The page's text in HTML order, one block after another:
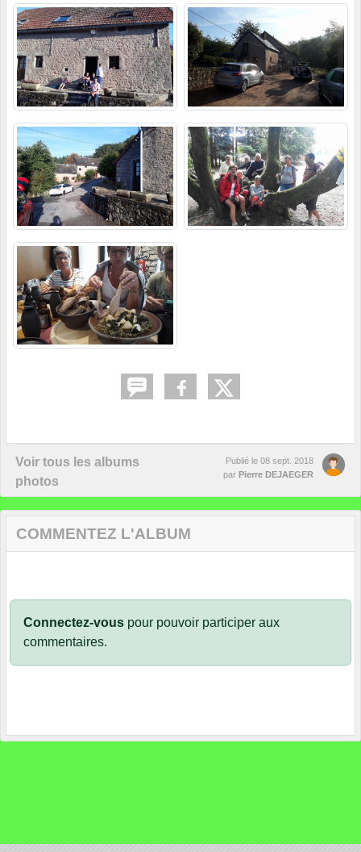
Voir tous les albums
photos
Publié le 08 sept. 2018
par Pierre DEJAEGER
COMMENTEZ L'ALBUM
Connectez-vous pour pouvoir participer aux
commentaires.